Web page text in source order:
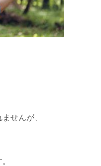
せんが、